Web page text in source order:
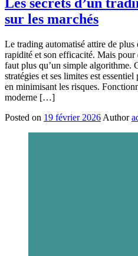
sur les marchés
Le trading automatisé attire de plus
rapidité et son efficacité. Mais
faut plus qu’un simple algorithme.
stratégies et ses limites est
en minimisant les risques.
moderne […]
Posted on 19 février 2026 Author